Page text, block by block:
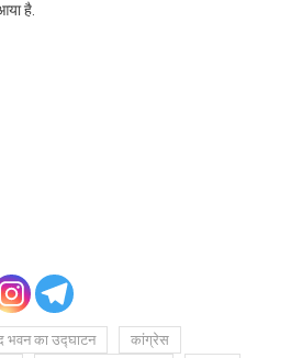
है.
भवन का उद्घाटन
कांग्रेस